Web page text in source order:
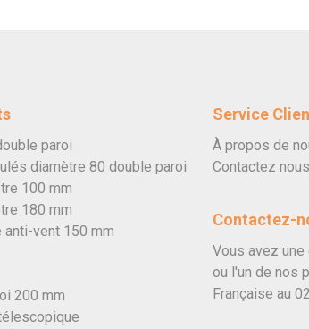
paroi
diamètre 80 double paroi
100 mm
180 mm
anti-vent 150 mm
200 mm
Service
À propos de
Contactez nous
Contactez-
Vous avez
ou l'un de nos
Française au